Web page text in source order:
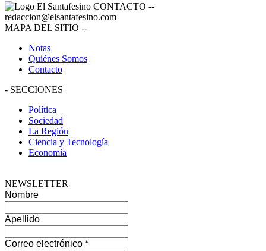
CONTACTO --
redaccion@elsantafesino.com
MAPA DEL SITIO --
Notas
Quiénes Somos
Contacto
- SECCIONES
Política
Sociedad
La Región
Ciencia y Tecnología
Economía
NEWSLETTER
Nombre
Apellido
Correo electrónico *